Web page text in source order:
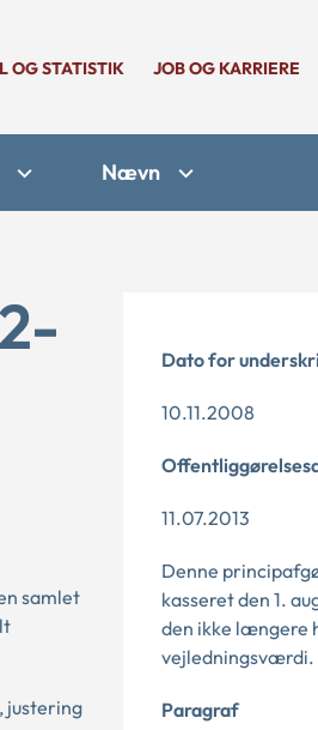
OG STATISTIK JOB OG KARRIERE
Nævn
samlet
justering
Dato for
10.11.2008
11.07.2013
Denne
kasseret den 1.
den ikke længere
vejledningsværdi.
Paragraf